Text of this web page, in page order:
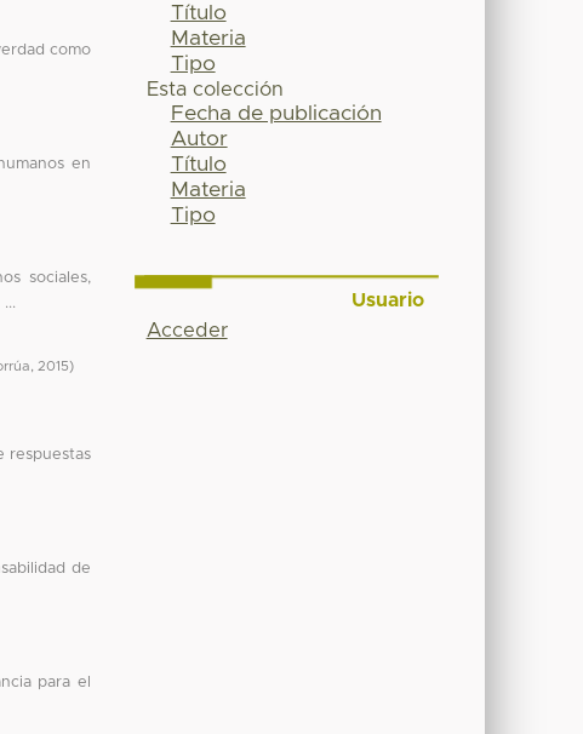
como
en
sociales,
2015)
respuestas
de
para el
Título
Materia
Tipo
Esta colección
Fecha de publicación
Autor
Título
Materia
Tipo
Usuario
Acceder